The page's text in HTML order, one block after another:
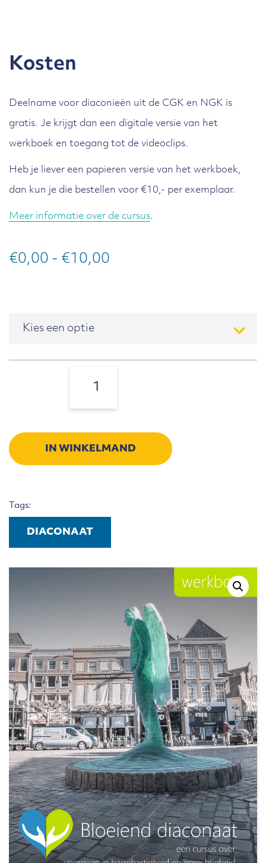
Kosten
Deelname voor diaconieën uit de CGK en NGK is
gratis. Je krijgt dan een digitale versie van het
werkboek en toegang tot de videoclips.
Heb je liever een papieren versie van het werkboek,
dan kun je die bestellen voor €10,- per exemplaar.
Meer informatie over de cursus.
€0,00 - €10,00
diaconaat
IN WINKELMAND
Tags:
DIACONAAT